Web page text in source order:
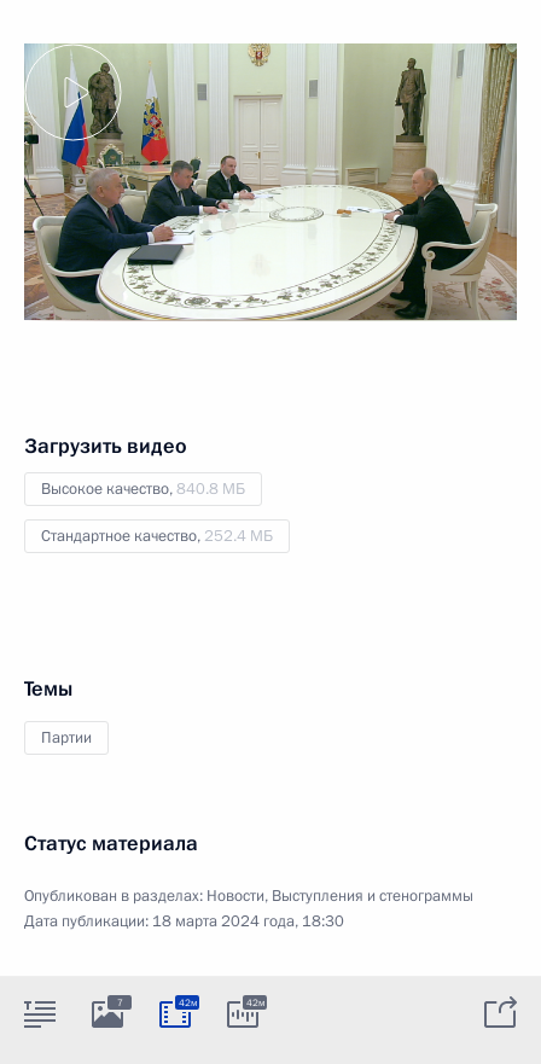
Загрузить видео
Высокое качество,840.8 МБ
Стандартное качество, 252.4 МБ
Темы
Партии
Статус материала
Опубликован в разделах: Новости, Выступления и стенограммы
Дата публикации: 18 марта 2024 года, 18:30
7 42м 42м